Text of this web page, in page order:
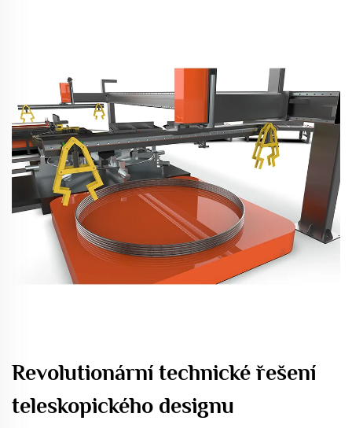
Revolutionární technické řešení
teleskopického designu